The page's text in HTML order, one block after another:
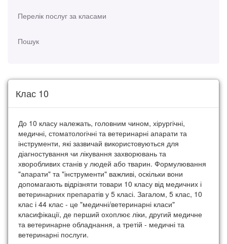
Перелік послуг за класами
Пошук
Клас 10
До 10 класу належать, головним чином, хірургічні,
медичні, стоматологічні та ветеринарні апарати та
інструменти, які зазвичай використовуються для
діагностування чи лікування захворювань та
хворобливих станів у людей або тварин. Формулювання
"апарати" та "інструменти" важливі, оскільки вони
допомагають відрізняти товари 10 класу від медичних і
ветеринарних препаратів у 5 класі. Загалом, 5 клас, 10
клас і 44 клас - це "медичні/ветеринарні класи"
класифікації, де перший охоплює ліки, другий медичне
та ветеринарне обладнання, а третій - медичні та
ветеринарні послуги.